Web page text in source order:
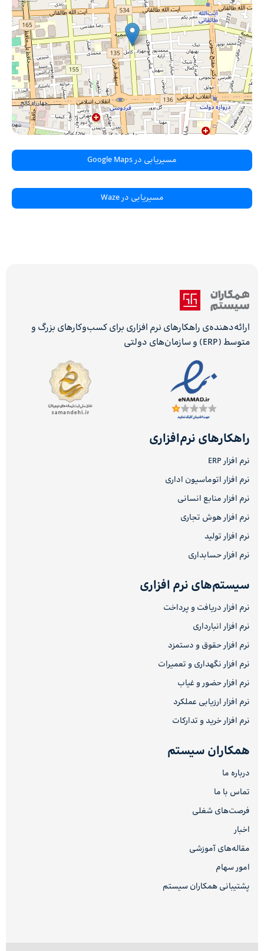
مسیریابی در Google Maps
مسیریابی در Waze
ارائه‌دهنده‌ی راهکارهای نرم افزاری برای کسب‌وکارهای بزرگ و
متوسط (ERP) و سازمان‌های دولتی
راهکارهای نرم‌افزاری
نرم افزار ERP
نرم افزار اتوماسیون اداری
نرم افزار منابع انسانی
نرم افزار هوش تجاری
نرم افزار تولید
نرم افزار حسابداری
سیستم‌های نرم افزاری
نرم افزار دریافت و پرداخت
نرم افزار انبارداری
نرم افزار حقوق و دستمزد
نرم افزار نگهداری و تعمیرات
نرم افزار حضور و غیاب
نرم افزار ارزیابی عملکرد
نرم افزار خرید و تدارکات
همکاران سیستم
درباره ما
تماس با ما
فرصت‌های شغلی
اخبار
مقاله‌های آموزشی
امور سهام
پشتیبانی همکاران سیستم